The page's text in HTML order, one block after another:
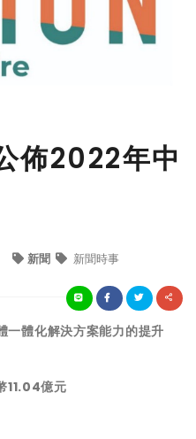
佈2022年中
新聞 新聞時事
一體化解決方案能力的提升
11.04億元